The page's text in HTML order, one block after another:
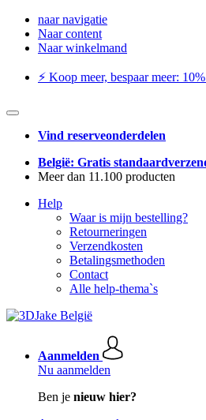
naar navigatie
Naar content
Naar winkelmand
⚡️ Koop meer, bespaar meer:
Vind reserveonderdelen
België: Gratis
Meer dan 11.100 producten
Help
Waar is mijn bestelling?
Retourneringen
Verzendkosten
Betalingsmethoden
Contact
Alle help-thema`s
Aanmelden
Nu aanmelden
Ben je nieuw hier?